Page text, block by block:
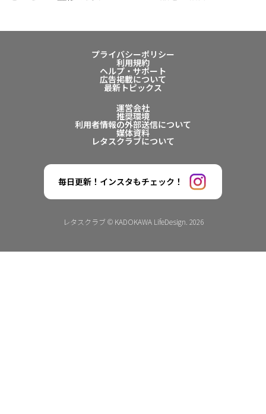
プライバシーポリシー
利用規約
ヘルプ・サポート
広告掲載について
最新トピックス
運営会社
推奨環境
利用者情報の外部送信について
媒体資料
レタスクラブについて
毎日更新！インスタもチェック！
レタスクラブ © KADOKAWA LifeDesign. 2026